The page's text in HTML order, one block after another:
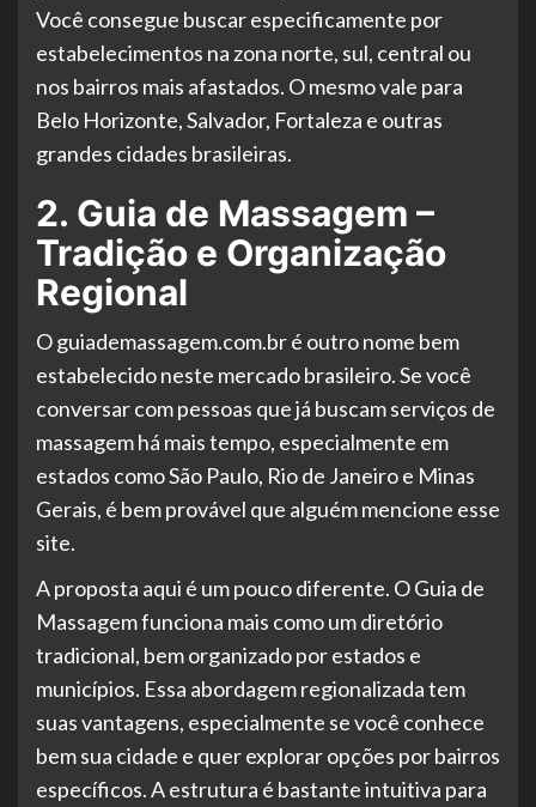
Você consegue buscar especificamente por
estabelecimentos na zona norte, sul, central ou
nos bairros mais afastados. O mesmo vale para
Belo Horizonte, Salvador, Fortaleza e outras
grandes cidades brasileiras.
2. Guia de Massagem –
Tradição e Organização
Regional
O guiademassagem.com.br é outro nome bem
estabelecido neste mercado brasileiro. Se você
conversar com pessoas que já buscam serviços de
massagem há mais tempo, especialmente em
estados como São Paulo, Rio de Janeiro e Minas
Gerais, é bem provável que alguém mencione esse
site.
A proposta aqui é um pouco diferente. O Guia de
Massagem funciona mais como um diretório
tradicional, bem organizado por estados e
municípios. Essa abordagem regionalizada tem
suas vantagens, especialmente se você conhece
bem sua cidade e quer explorar opções por bairros
específicos. A estrutura é bastante intuitiva para